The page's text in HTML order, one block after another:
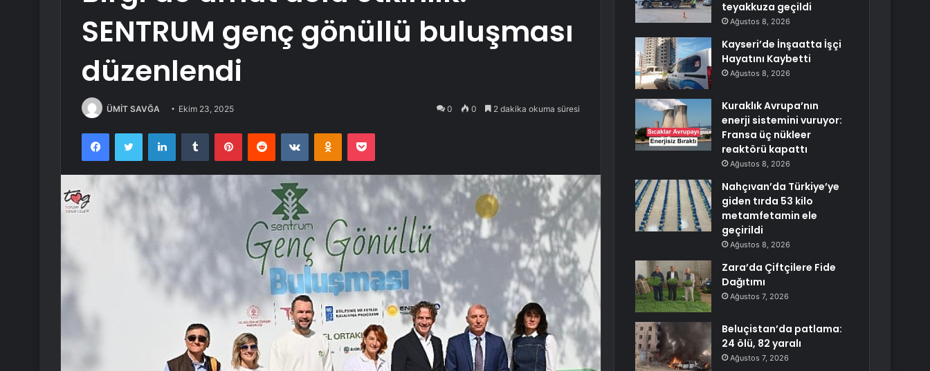
SENTRUM genç gönüllü buluşması
düzenlendi
ÜMİT SAVĞA Ekim 23, 2025 0 0 2 dakika okuma süresi
FacebookTwitter LinkedInTumblr PinterestReddit VKontakteOdnoklassniki
Pocket
teyakkuza geçildi
Ağustos 8, 2026
Kayseri’de İnşaatta İşçi
Hayatını Kaybetti
Ağustos 8, 2026
Kuraklık Avrupa’nın
enerji sistemini vuruyor:
Fransa üç nükleer
reaktörü kapattı
Ağustos 8, 2026
Nahçıvan’da Türkiye’ye
giden tırda 53 kilo
metamfetamin ele
geçirildi
Ağustos 8, 2026
Zara’da Çiftçilere Fide
Dağıtımı
Ağustos 7, 2026
Beluçistan’da patlama:
24 ölü, 82 yaralı
Ağustos 7, 2026